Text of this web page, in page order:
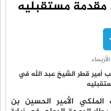
مقدمة مستقبليه
الأمير الحسين بن